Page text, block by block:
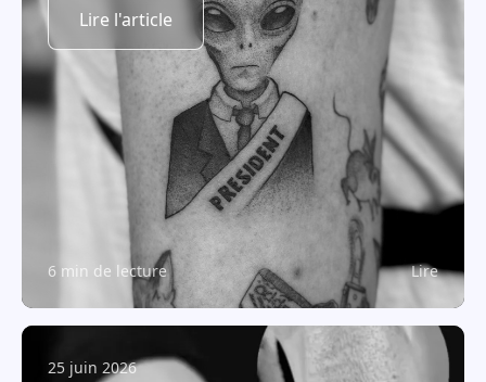
Lire l'article
6 min de lecture Lire
25 juin 2026